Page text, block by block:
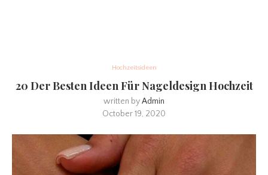
Hochzeitsideen
20 Der Besten Ideen Für Nageldesign Hochzeit
written byAdmin
October 19, 2020